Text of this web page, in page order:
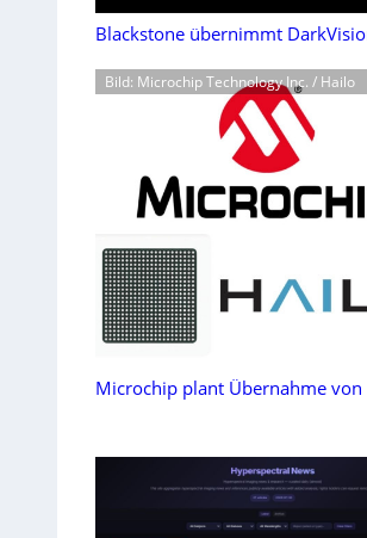
Blackstone übernimmt
Bild: Microchip Technology Inc. / Hailo
Microchip plant Übernahme von